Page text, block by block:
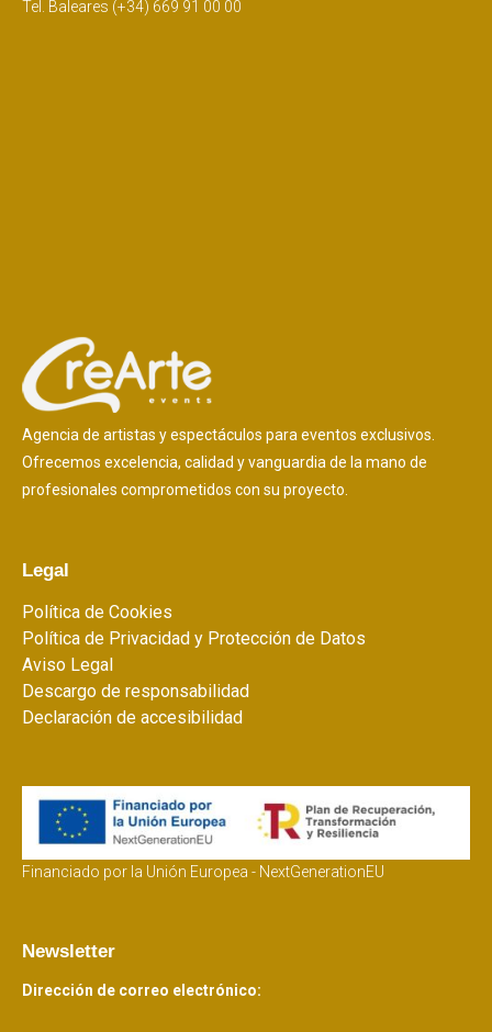
Tel. Baleares (+34) 669 91 00 00
Agencia de artistas y espectáculos para eventos exclusivos.
Ofrecemos excelencia, calidad y vanguardia de la mano de
profesionales comprometidos con su proyecto.
Legal
Política de Cookies
Política de Privacidad y Protección de Datos
Aviso Legal
Descargo de responsabilidad
Declaración de accesibilidad
Financiado por la Unión Europea - NextGenerationEU
Newsletter
Dirección de correo electrónico: